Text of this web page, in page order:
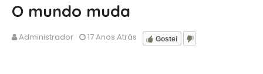
O mundo muda
Administrador Gostei
17 Anos Atrás